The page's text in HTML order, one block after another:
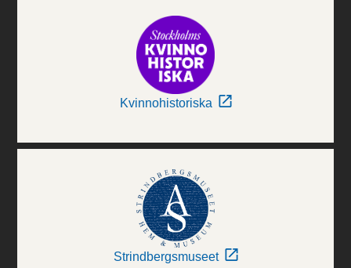
Kvinnohistoriska
Strindbergsmuseet